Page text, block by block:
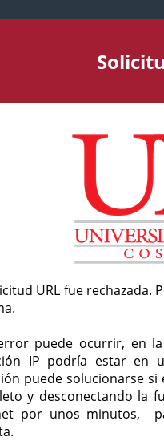
URL fue
puede ocurrir, en
IP podría estar en
puede solucionarse
y desconectando la
por unos minutos,